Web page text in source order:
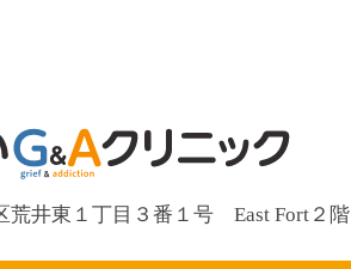
荒井東１丁目３番１号 East Fort２階